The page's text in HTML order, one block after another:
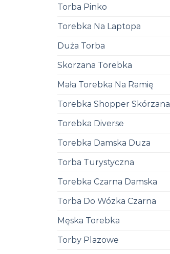
Torba Pinko
Torebka Na Laptopa
Duża Torba
Skorzana Torebka
Mała Torebka Na Ramię
Torebka Shopper Skórzana
Torebka Diverse
Torebka Damska Duza
Torba Turystyczna
Torebka Czarna Damska
Torba Do Wózka Czarna
Męska Torebka
Torby Plazowe